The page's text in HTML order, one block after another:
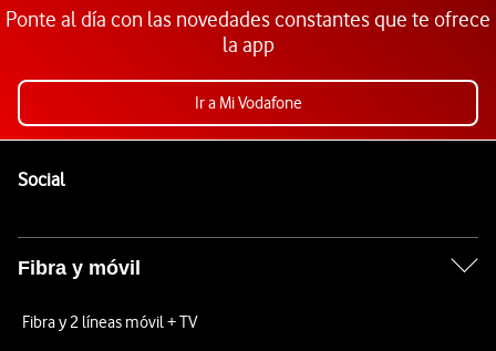
Ponte al día con las novedades constantes que te ofrece
la app
Ir a Mi Vodafone
SocialEnlaces a las redes sociales de Vodafone
Fibra y móvil
Fibra y 2 líneas móvil + TV